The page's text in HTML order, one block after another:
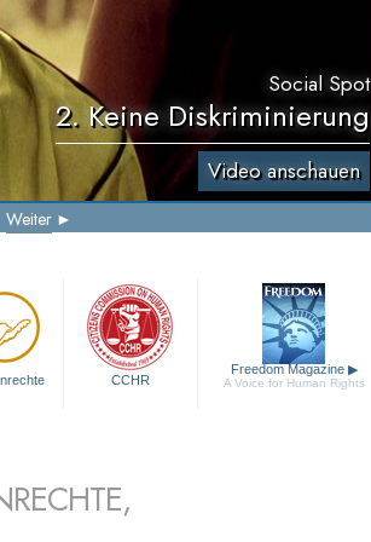
Social Spot
2. Keine Diskriminierung
Video anschauen
Weiter
CCHR
Freedom Magazine ▶
A Voice for Human Rights